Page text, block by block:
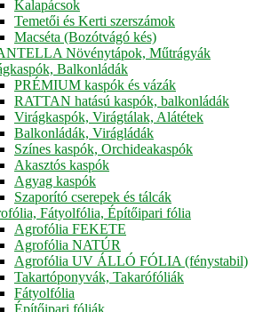
Kalapácsok
Temetői és Kerti szerszámok
Macséta (Bozótvágó kés)
Növénytápok, Műtrágyák
Balkonládák
PRÉMIUM kaspók és vázák
RATTAN hatású kaspók, balkonládák
Virágkaspók, Virágtálak, Alátétek
Balkonládák, Virágládák
Színes kaspók, Orchideakaspók
Akasztós kaspók
Agyag kaspók
Szaporító cserepek és tálcák
Fátyolfólia, Építőipari fólia
Agrofólia FEKETE
Agrofólia NATÚR
Agrofólia UV ÁLLÓ FÓLIA (fénystabil)
Takartóponyvák, Takarófóliák
Fátyolfólia
Építőipari fóliák